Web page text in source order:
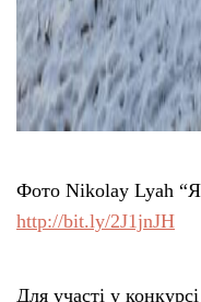
Фото Nikolay Lyah
http://bit.ly/2J1jnJH
Для участі у